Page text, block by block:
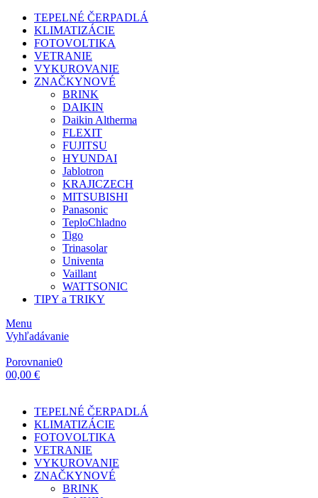
TEPELNÉ ČERPADLÁ
KLIMATIZÁCIE
FOTOVOLTIKA
VETRANIE
VYKUROVANIE
ZNAČKYNOVÉ
BRINK
DAIKIN
Daikin Altherma
FLEXIT
FUJITSU
HYUNDAI
Jablotron
KRAJICZECH
MITSUBISHI
Panasonic
TeploChladno
Tigo
Trinasolar
Univenta
Vaillant
WATTSONIC
TIPY a TRIKY
Menu
Vyhľadávanie
Porovnanie0
00,00 €
TEPELNÉ ČERPADLÁ
KLIMATIZÁCIE
FOTOVOLTIKA
VETRANIE
VYKUROVANIE
ZNAČKYNOVÉ
BRINK